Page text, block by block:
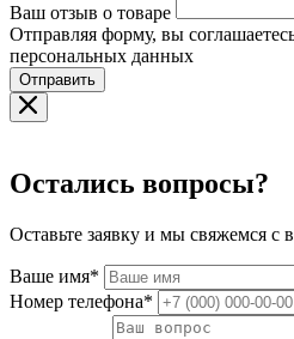
Ваш отзыв о товаре
Отправляя форму, вы
персональных данных
Отправить
Остались вопросы?
Оставьте заявку и мы свяжемся с
Ваше имя*
Номер телефона*